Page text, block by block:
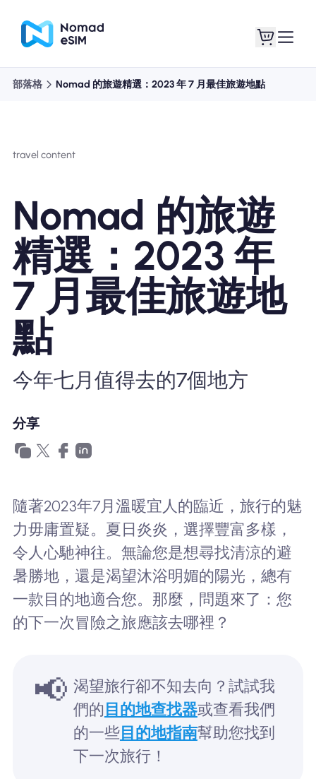
購買計劃
關於eSIM
為什麼選擇Nomad eSIM
使用 eSIM
企業用戶
部落格 Nomad 的旅遊精選：2023 年 7 月最佳旅遊地點
travel content
Nomad 的旅遊
精選：2023 年
7 月最佳旅遊地
點
今年七月值得去的7個地方
分享
隨著2023年7月溫暖宜人的臨近，旅行的魅
力毋庸置疑。夏日炎炎，選擇豐富多樣，
令人心馳神往。無論您是想尋找清涼的避
暑勝地，還是渴望沐浴明媚的陽光，總有
一款目的地適合您。那麼，問題來了：您
的下一次冒險之旅應該去哪裡？
📢 渴望旅行卻不知去向？試試我
們的 目的地查找器或查看我們
的一些目的地指南幫助您找到
下一次旅行！